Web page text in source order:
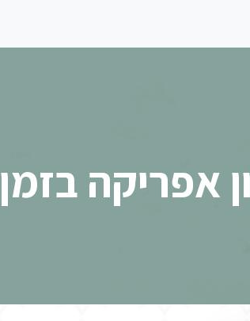
אפריקה בזמן